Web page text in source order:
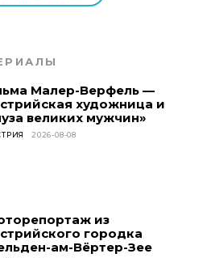
Малер-Верфель —
художница и
великих мужчин»
2026-08-08
из
городка
ам-Вёртер-Зее